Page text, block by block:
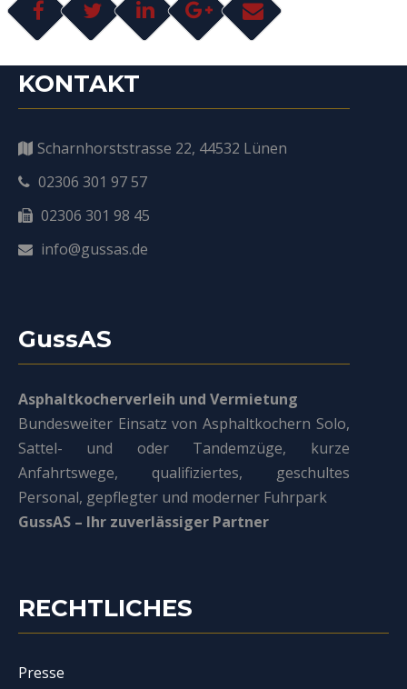
KONTAKT
Scharnhorststrasse 22, 44532 Lünen
02306 301 97 57
02306 301 98 45
info@gussas.de
GussAS
Asphaltkocherverleih und Vermietung
Bundesweiter Einsatz von Asphaltkochern Solo,
Sattel- und oder Tandemzüge, kurze
Anfahrtswege, qualifiziertes, geschultes
Personal, gepflegter und moderner Fuhrpark
GussAS – Ihr zuverlässiger Partner
RECHTLICHES
Presse